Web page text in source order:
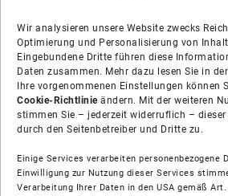
Wir analysieren unsere Website zwecks
Optimierung und Personalisierung von
Eingebundene Dritte führen diese
Daten zusammen. Mehr dazu lesen Sie in der
Ihre vorgenommenen Einstellungen können
Cookie-Richtlinieändern. Mit der weiteren
stimmen Sie – jederzeit widerruflich –
durch den Seitenbetreiber und Dritte zu.
Einige Services verarbeiten personenbezogene
Einwilligung zur Nutzung dieser Services
Verarbeitung Ihrer Daten in den USA gemäß